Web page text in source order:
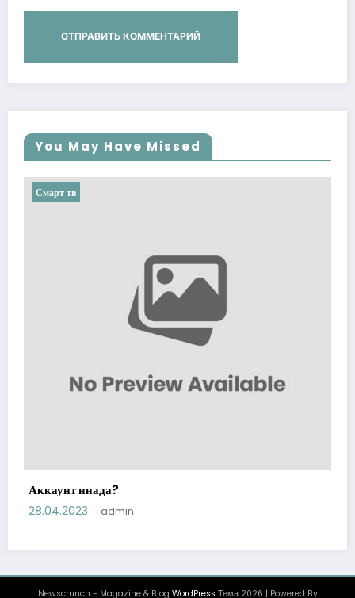
You May Have Missed
Смарт тв
Аккаунт ннада?
28.04.2023 admin
Newscrunch - Magazine & Blog WordPress Тема 2026 | Powered By